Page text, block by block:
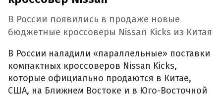
В России появились в продаже новые
бюджетные кроссоверы Nissan Kicks из Китая
В России наладили «параллельные» поставки
компактных кроссоверов Nissan Kicks,
которые официально продаются в Китае,
США, на Ближнем Востоке и в Юго-Восточной